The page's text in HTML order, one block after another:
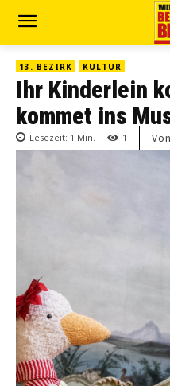
13. BEZIRK KULTUR
Ihr Kinderlein
kommet ins
Lesezeit: 1 Min. 1 Von